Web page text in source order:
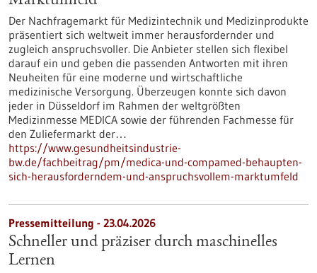
Der Nachfragemarkt für Medizintechnik und Medizinprodukte
präsentiert sich weltweit immer herausfordernder und
zugleich anspruchsvoller. Die Anbieter stellen sich flexibel
darauf ein und geben die passenden Antworten mit ihren
Neuheiten für eine moderne und wirtschaftliche
medizinische Versorgung. Überzeugen konnte sich davon
jeder in Düsseldorf im Rahmen der weltgrößten
Medizinmesse MEDICA sowie der führenden Fachmesse für
den Zuliefermarkt der…
https://www.gesundheitsindustrie-
bw.de/fachbeitrag/pm/medica-und-compamed-behaupten-
sich-herausforderndem-und-anspruchsvollem-marktumfeld
Pressemitteilung - 23.04.2026
Schneller und präziser durch maschinelles
Lernen